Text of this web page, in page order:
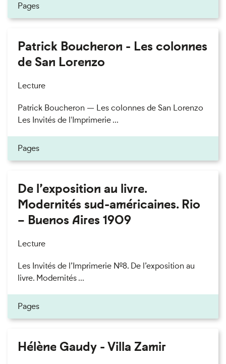
Pages
Patrick Boucheron - Les colonnes
de San Lorenzo
Lecture
Patrick Boucheron — Les colonnes de San Lorenzo
Les Invités de l'Imprimerie ...
Pages
De l’exposition au livre.
Modernités sud-américaines. Rio
– Buenos Aires 1909
Lecture
Les Invités de l’Imprimerie n°8. De l’exposition au
livre. Modernités ...
Pages
Hélène Gaudy - Villa Zamir